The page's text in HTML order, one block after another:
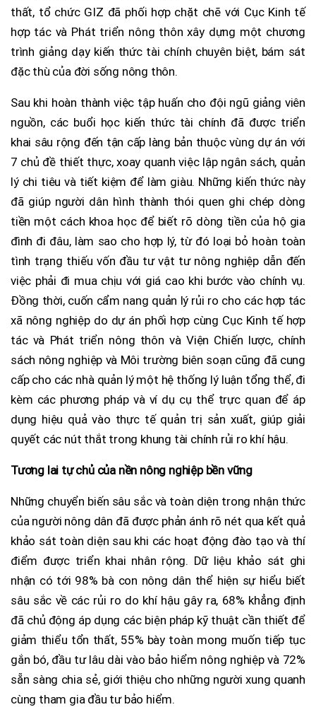
thất, tổ chức GIZ đã phối hợp chặt chẽ với Cục Kinh tế
hợp tác và Phát triển nông thôn xây dựng một chương
trình giảng dạy kiến thức tài chính chuyên biệt, bám sát
đặc thù của đời sống nông thôn.
Sau khi hoàn thành việc tập huấn cho đội ngũ giảng viên
nguồn, các buổi học kiến thức tài chính đã được triển
khai sâu rộng đến tận cấp làng bản thuộc vùng dự án với
7 chủ đề thiết thực, xoay quanh việc lập ngân sách, quản
lý chi tiêu và tiết kiệm để làm giàu. Những kiến thức này
đã giúp người dân hình thành thói quen ghi chép dòng
tiền một cách khoa học để biết rõ dòng tiền của hộ gia
đình đi đâu, làm sao cho hợp lý, từ đó loại bỏ hoàn toàn
tình trạng thiếu vốn đầu tư vật tư nông nghiệp dẫn đến
việc phải đi mua chịu với giá cao khi bước vào chính vụ.
Đồng thời, cuốn cẩm nang quản lý rủi ro cho các hợp tác
xã nông nghiệp do dự án phối hợp cùng Cục Kinh tế hợp
tác và Phát triển nông thôn và Viện Chiến lược, chính
sách nông nghiệp và Môi trường biên soạn cũng đã cung
cấp cho các nhà quản lý một hệ thống lý luận tổng thể, đi
kèm các phương pháp và ví dụ cụ thể trực quan để áp
dụng hiệu quả vào thực tế quản trị sản xuất, giúp giải
quyết các nút thắt trong khung tài chính rủi ro khí hậu.
Tương lai tự chủ của nền nông nghiệp bền vững
Những chuyển biến sâu sắc và toàn diện trong nhận thức
của người nông dân đã được phản ánh rõ nét qua kết quả
khảo sát toàn diện sau khi các hoạt động đào tạo và thí
điểm được triển khai nhân rộng. Dữ liệu khảo sát ghi
nhận có tới 98% bà con nông dân thể hiện sự hiểu biết
sâu sắc về các rủi ro do khí hậu gây ra, 68% khẳng định
đã chủ động áp dụng các biện pháp kỹ thuật cần thiết để
giảm thiểu tổn thất, 55% bày toàn mong muốn tiếp tục
gắn bó, đầu tư lâu dài vào bảo hiểm nông nghiệp và 72%
sẵn sàng chia sẻ, giới thiệu cho những người xung quanh
cùng tham gia đầu tư bảo hiểm.